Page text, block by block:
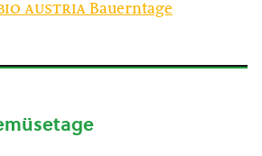
austria Bauerntage